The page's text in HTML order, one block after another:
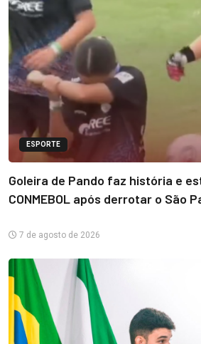
ESPORTE
Goleira de Pando faz história e
CONMEBOL após derrotar o São
7 de agosto de 2026